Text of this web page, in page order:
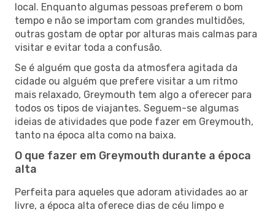
local. Enquanto algumas pessoas preferem o bom
tempo e não se importam com grandes multidões,
outras gostam de optar por alturas mais calmas para
visitar e evitar toda a confusão.
Se é alguém que gosta da atmosfera agitada da
cidade ou alguém que prefere visitar a um ritmo
mais relaxado, Greymouth tem algo a oferecer para
todos os tipos de viajantes. Seguem-se algumas
ideias de atividades que pode fazer em Greymouth,
tanto na época alta como na baixa.
O que fazer em Greymouth durante a época
alta
Perfeita para aqueles que adoram atividades ao ar
livre, a época alta oferece dias de céu limpo e